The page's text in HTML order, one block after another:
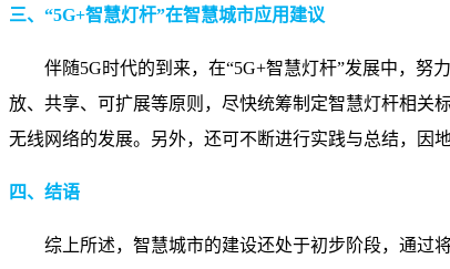
三、“5G+智慧灯杆”在智慧城市应用建议
伴随5G时代的到来，在“5G+智慧灯杆”发展中，
放、共享、可扩展等原则，尽快统筹制定智慧灯杆相关
无线网络的发展。另外，还可不断进行实践与总结，因
四、结语
综上所述，智慧城市的建设还处于初步阶段，通过